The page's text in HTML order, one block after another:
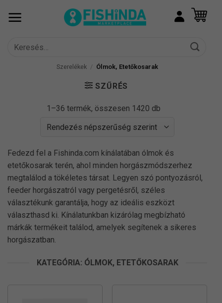
Keresés
Szerelékek / Ólmok, Etetőkosarak
SZŰRÉS
1–36 termék, összesen 1420 dbSorted
Fedezd fel a Fishinda.com kínálatában ólmok és
etetőkosarak terén, ahol minden horgászmódszerhez
megtalálod a tökéletes társat. Legyen szó pontyozásról,
feeder horgászatról vagy pergetésről, széles
választékunk garantálja, hogy az ideális eszközt
választhasd ki. Kínálatunkban kizárólag megbízható
márkák termékeit találod, amelyek segítenek a sikeres
horgászatban.
KATEGÓRIA: ÓLMOK, ETETŐKOSARAK